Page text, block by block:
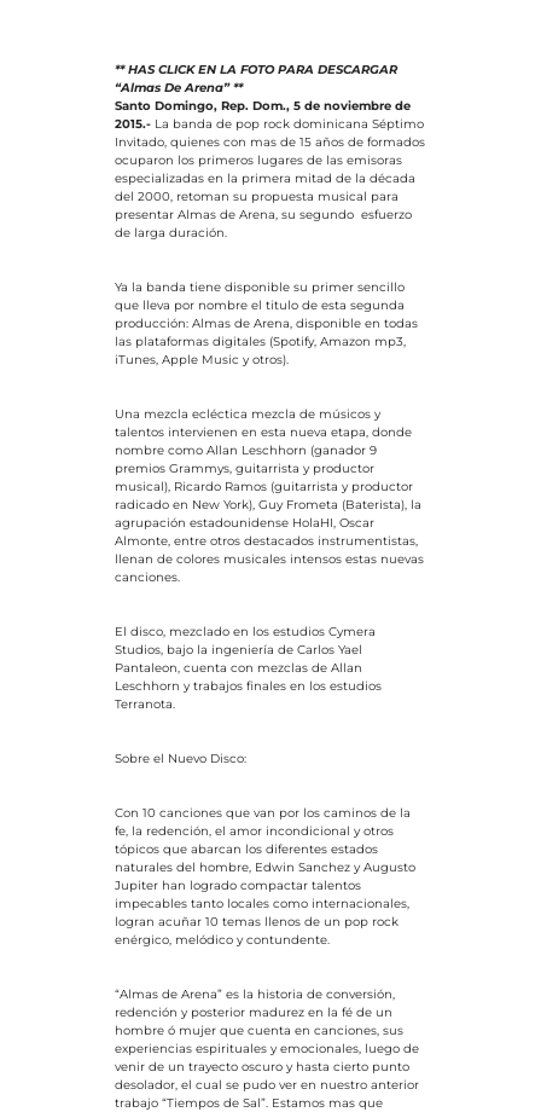
** HAS CLICK EN LA FOTO PARA DESCARGAR
“Almas De Arena” **
Santo Domingo, Rep. Dom., 5 de noviembre de
2015.- La banda de pop rock dominicana Séptimo
Invitado, quienes con mas de 15 años de formados
ocuparon los primeros lugares de las emisoras
especializadas en la primera mitad de la década
del 2000, retoman su propuesta musical para
presentar Almas de Arena, su segundo esfuerzo
de larga duración.
Ya la banda tiene disponible su primer sencillo
que lleva por nombre el titulo de esta segunda
producción: Almas de Arena, disponible en todas
las plataformas digitales (Spotify, Amazon mp3,
iTunes, Apple Music y otros).
Una mezcla ecléctica mezcla de músicos y
talentos intervienen en esta nueva etapa, donde
nombre como Allan Leschhorn (ganador 9
premios Grammys, guitarrista y productor
musical), Ricardo Ramos (guitarrista y productor
radicado en New York), Guy Frometa (Baterista), la
agrupación estadounidense HolaHI, Oscar
Almonte, entre otros destacados instrumentistas,
llenan de colores musicales intensos estas nuevas
canciones.
El disco, mezclado en los estudios Cymera
Studios, bajo la ingeniería de Carlos Yael
Pantaleon, cuenta con mezclas de Allan
Leschhorn y trabajos finales en los estudios
Terranota.
Sobre el Nuevo Disco:
Con 10 canciones que van por los caminos de la
fe, la redención, el amor incondicional y otros
tópicos que abarcan los diferentes estados
naturales del hombre, Edwin Sanchez y Augusto
Jupiter han logrado compactar talentos
impecables tanto locales como internacionales,
logran acuñar 10 temas llenos de un pop rock
enérgico, melódico y contundente.
“Almas de Arena” es la historia de conversión,
redención y posterior madurez en la fé de un
hombre ó mujer que cuenta en canciones, sus
experiencias espirituales y emocionales, luego de
venir de un trayecto oscuro y hasta cierto punto
desolador, el cual se pudo ver en nuestro anterior
trabajo “Tiempos de Sal”. Estamos mas que